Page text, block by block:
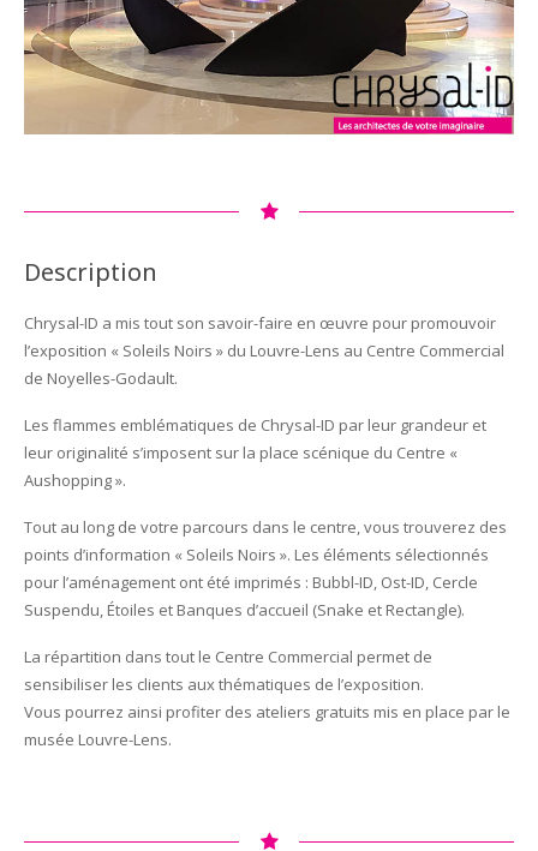
Description
Chrysal-ID a mis tout son savoir-faire en œuvre pour promouvoir
l’exposition « Soleils Noirs » du Louvre-Lens au Centre Commercial
de Noyelles-Godault.
Les flammes emblématiques de Chrysal-ID par leur grandeur et
leur originalité s’imposent sur la place scénique du Centre «
Aushopping ».
Tout au long de votre parcours dans le centre, vous trouverez des
points d’information « Soleils Noirs ». Les éléments sélectionnés
pour l’aménagement ont été imprimés : Bubbl-ID, Ost-ID, Cercle
Suspendu, Étoiles et Banques d’accueil (Snake et Rectangle).
La répartition dans tout le Centre Commercial permet de
sensibiliser les clients aux thématiques de l’exposition.
Vous pourrez ainsi profiter des ateliers gratuits mis en place par le
musée Louvre-Lens.